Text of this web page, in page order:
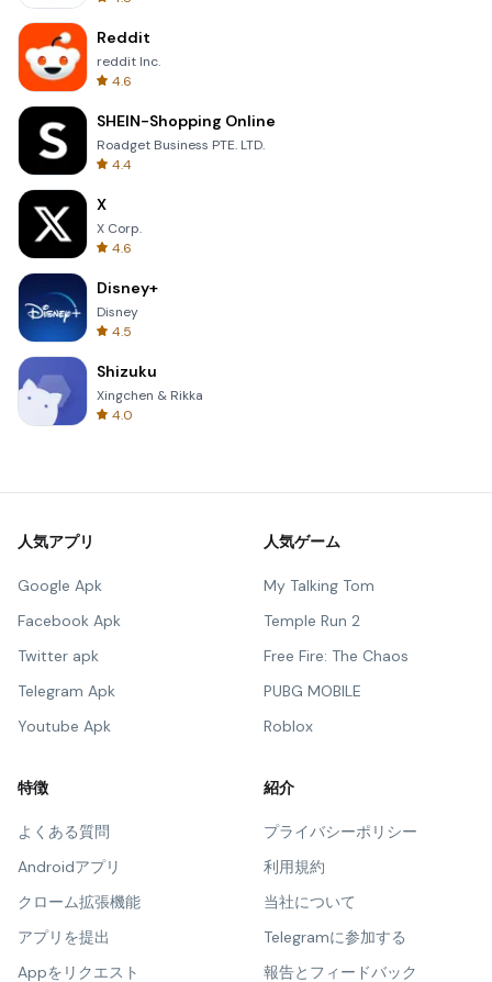
Reddit
reddit Inc.
4.6
SHEIN-Shopping Online
Roadget Business PTE. LTD.
4.4
X
X Corp.
4.6
Disney+
Disney
4.5
Shizuku
Xingchen & Rikka
4.0
人気アプリ
Google Apk
Facebook Apk
Twitter apk
Telegram Apk
Youtube Apk
人気ゲーム
My Talking Tom
Temple Run 2
Free Fire: The Chaos
PUBG MOBILE
Roblox
特徴
よくある質問
Androidアプリ
クローム拡張機能
アプリを提出
Appをリクエスト
紹介
プライバシーポリシー
利用規約
当社について
Telegramに参加する
報告とフィードバック